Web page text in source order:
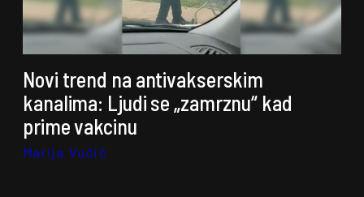
Novi trend na antivakserskim
kanalima: Ljudi se „zamrznu“ kad
prime vakcinu
Marija Vučić